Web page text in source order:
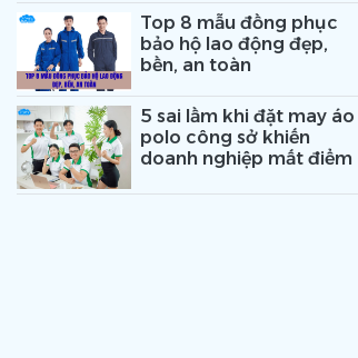
Top 8 mẫu đồng phục
bảo hộ lao động đẹp,
bền, an toàn
5 sai lầm khi đặt may áo
polo công sở khiến
doanh nghiệp mất điểm